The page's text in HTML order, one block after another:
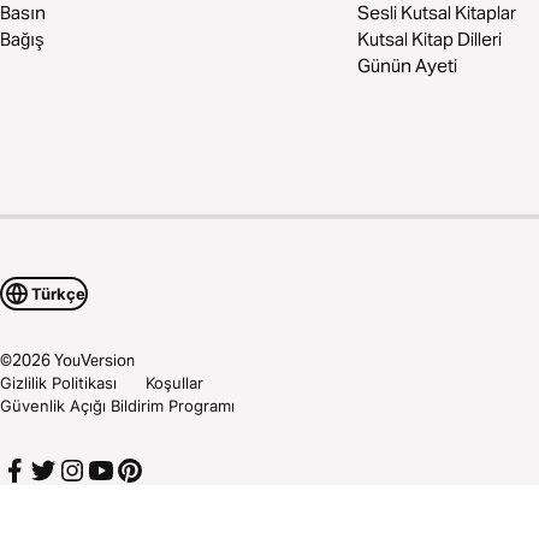
Basın
Bağış
Sesli Kutsal Kitaplar
Kutsal Kitap Dilleri
Günün Ayeti
Türkçe
©2026YouVersion
Gizlilik Politikası
Koşullar
Güvenlik Açığı Bildirim Programı